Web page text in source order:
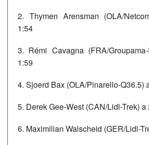
2. Thymen Arensman (OLA/
1:54
3. Rémi Cavagna (FRA/
1:59
4. Sjoerd Bax (OLA/Pinarello-Q36.5)
5. Derek Gee-West (CAN/Lidl-Trek) a
6. Maximilian Walscheid (GER/Lidl-